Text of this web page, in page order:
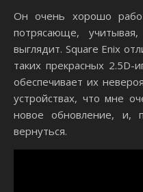
Он очень хорошо
потрясающе,
выглядит. Square Enix
таких прекрасных
обеспечивает их
устройствах, что мне
новое обновление, и,
вернуться.